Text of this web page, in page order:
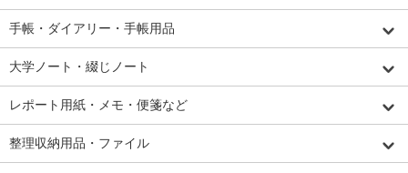
手帳・ダイアリー・手帳用品
大学ノート・綴じノート
レポート用紙・メモ・便箋など
整理収納用品・ファイル